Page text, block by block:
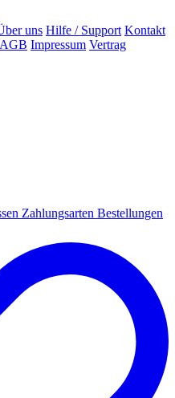
uns Hilfe / Support Kontakt
AGB Impressum Vertrag
Zahlungsarten Bestellungen